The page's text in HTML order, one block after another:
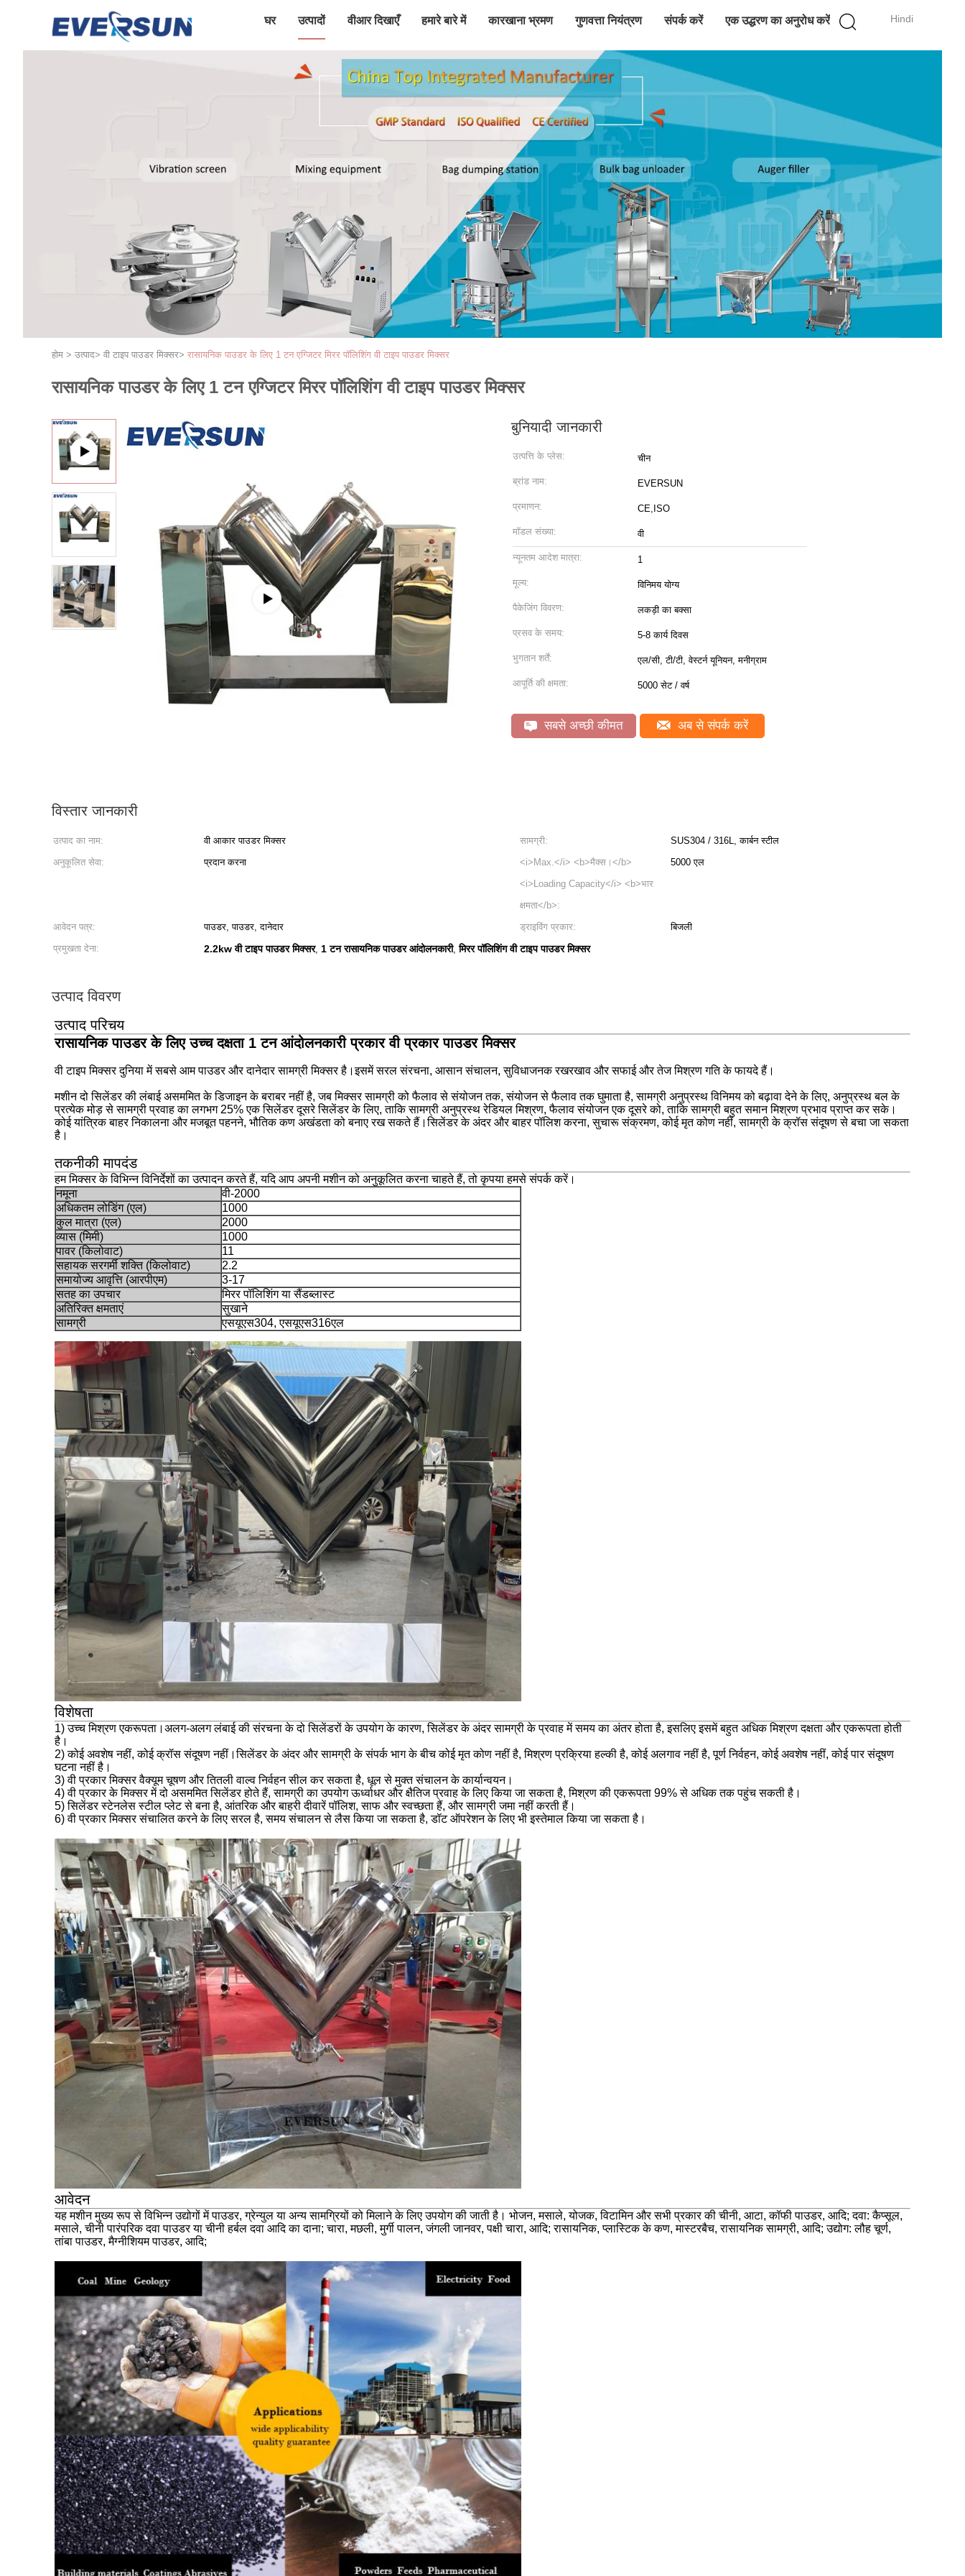
Hindi
घर उत्पादों वीआर दिखाएँ हमारे बारे में कारखाना भ्रमण गुणवत्ता नियंत्रण संपर्क करें एक उद्धरण का अनुरोध करें
होम > उत्पाद> वी टाइप पाउडर मिक्सर> रासायनिक पाउडर के लिए 1 टन एग्जिटर मिरर पॉलिशिंग वी टाइप पाउडर मिक्सर
रासायनिक पाउडर के लिए 1 टन एग्जिटर मिरर पॉलिशिंग वी टाइप पाउडर मिक्सर
बुनियादी जानकारी
उत्पत्ति के प्लेस: चीन
ब्रांड नाम: EVERSUN
प्रमाणन: CE,ISO
मॉडल संख्या: वी
न्यूनतम आदेश मात्रा: 1
मूल्य: विनिमय योग्य
पैकेजिंग विवरण: लकड़ी का बक्सा
प्रसव के समय: 5-8 कार्य दिवस
भुगतान शर्तें: एल/सी, टी/टी, वेस्टर्न यूनियन, मनीग्राम
आपूर्ति की क्षमता: 5000 सेट / वर्ष
सबसे अच्छी कीमत अब से संपर्क करें
विस्तार जानकारी
उत्पाद का नाम: वी आकार पाउडर मिक्सर सामग्री:
SUS304 / 316L, कार्बन स्टील
अनुकूलित सेवा:
प्रदान करना
<i>Max.</i> <b>मैक्स।</b>
<i>Loading Capacity</i> <b>भार
क्षमता</b>:
5000 एल
आवेदन पत्र: पाउडर, पाउडर, दानेदार ड्राइविंग प्रकार:
बिजली
प्रमुखता देना:
2.2kw वी टाइप पाउडर मिक्सर, 1 टन रासायनिक पाउडर आंदोलनकारी,मिरर पॉलिशिंग वी टाइप पाउडर मिक्सर
उत्पाद विवरण
उत्पाद परिचय
रासायनिक पाउडर के लिए उच्च दक्षता 1 टन आंदोलनकारी प्रकार वी प्रकार पाउडर मिक्सर
वी टाइप मिक्सर दुनिया में सबसे आम पाउडर और दानेदार सामग्री मिक्सर है।इसमें सरल संरचना, आसान संचालन, सुविधाजनक रखरखाव और सफाई और तेज मिश्रण गति के फायदे हैं।
मशीन दो सिलेंडर की लंबाई असममित के डिजाइन के बराबर नहीं है, जब मिक्सर सामग्री को फैलाव से संयोजन तक, संयोजन से फैलाव तक घुमाता है, सामग्री अनुप्रस्थ विनिमय को बढ़ावा देने के लिए, अनुप्रस्थ बल के
प्रत्येक मोड़ से सामग्री प्रवाह का लगभग 25% एक सिलेंडर दूसरे सिलेंडर के लिए, ताकि सामग्री अनुप्रस्थ रेडियल मिश्रण, फैलाव संयोजन एक दूसरे को, ताकि सामग्री बहुत समान मिश्रण प्रभाव प्राप्त कर सके।
कोई यांत्रिक बाहर निकालना और मजबूत पहनने, भौतिक कण अखंडता को बनाए रख सकते हैं।सिलेंडर के अंदर और बाहर पॉलिश करना, सुचारू संक्रमण, कोई मृत कोण नहीं, सामग्री के क्रॉस संदूषण से बचा जा सकता
है।
तकनीकी मापदंड
हम मिक्सर के विभिन्न विनिर्देशों का उत्पादन करते हैं, यदि आप अपनी मशीन को अनुकूलित करना चाहते हैं, तो कृपया हमसे संपर्क करें।
नमूना
वी-2000
अधिकतम लोडिंग (एल)
1000
कुल मात्रा (एल)
2000
व्यास (मिमी)
1000
पावर (किलोवाट)
11
सहायक सरगर्मी शक्ति (किलोवाट)
2.2
समायोज्य आवृत्ति (आरपीएम)
3-17
सतह का उपचार
मिरर पॉलिशिंग या सैंडब्लास्ट
अतिरिक्त क्षमताएं
सुखाने
सामग्री
एसयूएस304, एसयूएस316एल
विशेषता
1) उच्च मिश्रण एकरूपता।अलग-अलग लंबाई की संरचना के दो सिलेंडरों के उपयोग के कारण, सिलेंडर के अंदर सामग्री के प्रवाह में समय का अंतर होता है, इसलिए इसमें बहुत अधिक मिश्रण दक्षता और एकरूपता होती
है।
2) कोई अवशेष नहीं, कोई क्रॉस संदूषण नहीं।सिलेंडर के अंदर और सामग्री के संपर्क भाग के बीच कोई मृत कोण नहीं है, मिश्रण प्रक्रिया हल्की है, कोई अलगाव नहीं है, पूर्ण निर्वहन, कोई अवशेष नहीं, कोई पार संदूषण
घटना नहीं है।
3) वी प्रकार मिक्सर वैक्यूम चूषण और तितली वाल्व निर्वहन सील कर सकता है, धूल से मुक्त संचालन के कार्यान्वयन।
4) वी प्रकार के मिक्सर में दो असममित सिलेंडर होते हैं, सामग्री का उपयोग ऊर्ध्वाधर और क्षैतिज प्रवाह के लिए किया जा सकता है, मिश्रण की एकरूपता 99% से अधिक तक पहुंच सकती है।
5) सिलेंडर स्टेनलेस स्टील प्लेट से बना है, आंतरिक और बाहरी दीवारें पॉलिश, साफ और स्वच्छता हैं, और सामग्री जमा नहीं करती हैं।
6) वी प्रकार मिक्सर संचालित करने के लिए सरल है, समय संचालन से लैस किया जा सकता है, डॉट ऑपरेशन के लिए भी इस्तेमाल किया जा सकता है।
आवेदन
यह मशीन मुख्य रूप से विभिन्न उद्योगों में पाउडर, ग्रेन्युल या अन्य सामग्रियों को मिलाने के लिए उपयोग की जाती है। भोजन, मसाले, योजक, विटामिन और सभी प्रकार की चीनी, आटा, कॉफी पाउडर, आदि; दवा: कैप्सूल,
मसाले, चीनी पारंपरिक दवा पाउडर या चीनी हर्बल दवा आदि का दाना; चारा, मछली, मुर्गी पालन, जंगली जानवर, पक्षी चारा, आदि; रासायनिक, प्लास्टिक के कण, मास्टरबैच, रासायनिक सामग्री, आदि; उद्योग: लौह चूर्ण,
तांबा पाउडर, मैग्नीशियम पाउडर, आदि;